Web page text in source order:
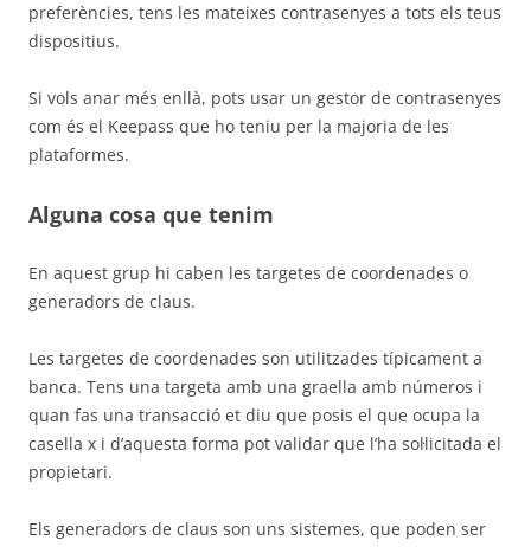
preferències, tens les mateixes contrasenyes a tots els teus
dispositius.
Si vols anar més enllà, pots usar un gestor de contrasenyes
com és el Keepass que ho teniu per la majoria de les
plataformes.
Alguna cosa que tenim
En aquest grup hi caben les targetes de coordenades o
generadors de claus.
Les targetes de coordenades son utilitzades típicament a
banca. Tens una targeta amb una graella amb números i
quan fas una transacció et diu que posis el que ocupa la
casella x i d’aquesta forma pot validar que l’ha sol·licitada el
propietari.
Els generadors de claus son uns sistemes, que poden ser